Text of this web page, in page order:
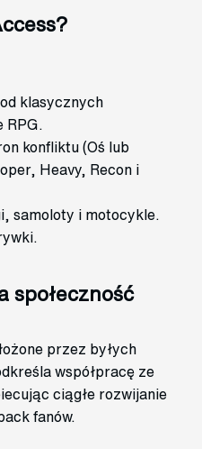
klasycznych
konfliktu (Oś lub
Heavy, Recon i
samoloty i motocykle.
społeczność
przez byłych
współpracę ze
ciągłe rozwijanie
fanów.